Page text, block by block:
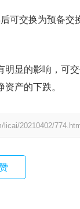
可交换为预备交
显的影响，可
产的下跌。
licai/20210402/